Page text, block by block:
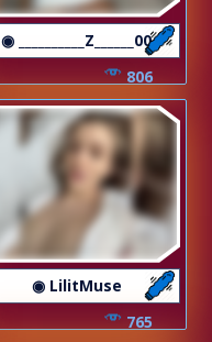
◉ __________Z______00
806
◉ LilitMuse
765